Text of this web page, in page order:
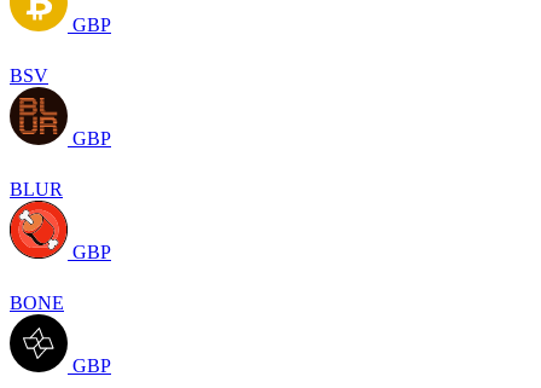
GBP
BSV
GBP
BLUR
GBP
BONE
GBP